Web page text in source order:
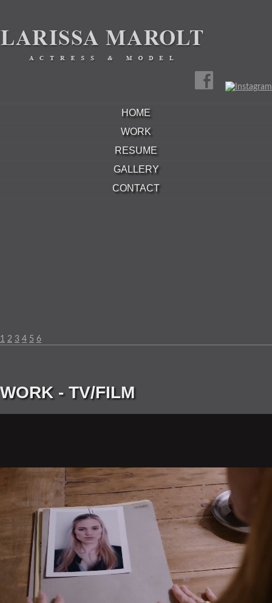
HOME
WORK
RESUME
GALLERY
CONTACT
1 2 3 4 5 6
WORK - TV/FILM